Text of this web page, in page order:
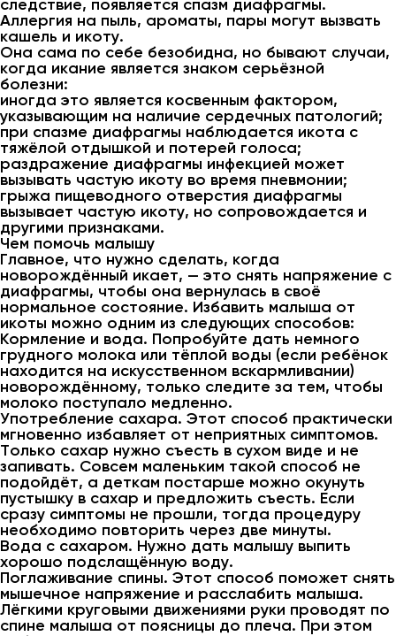
следствие, появляется спазм диафрагмы.
Аллергия на пыль, ароматы, пары могут вызвать
кашель и икоту.
Она сама по себе безобидна, но бывают случаи,
когда икание является знаком серьёзной
болезни:
иногда это является косвенным фактором,
указывающим на наличие сердечных патологий;
при спазме диафрагмы наблюдается икота с
тяжёлой отдышкой и потерей голоса;
раздражение диафрагмы инфекцией может
вызывать частую икоту во время пневмонии;
грыжа пищеводного отверстия диафрагмы
вызывает частую икоту, но сопровождается и
другими признаками.
Чем помочь малышу
Главное, что нужно сделать, когда
новорождённый икает, — это снять напряжение с
диафрагмы, чтобы она вернулась в своё
нормальное состояние. Избавить малыша от
икоты можно одним из следующих способов:
Кормление и вода. Попробуйте дать немного
грудного молока или тёплой воды (если ребёнок
находится на искусственном вскармливании)
новорождённому, только следите за тем, чтобы
молоко поступало медленно.
Употребление сахара. Этот способ практически
мгновенно избавляет от неприятных симптомов.
Только сахар нужно съесть в сухом виде и не
запивать. Совсем маленьким такой способ не
подойдёт, а деткам постарше можно окунуть
пустышку в сахар и предложить съесть. Если
сразу симптомы не прошли, тогда процедуру
необходимо повторить через две минуты.
Вода с сахаром. Нужно дать малышу выпить
хорошо подслащённую воду.
Поглаживание спины. Этот способ поможет снять
мышечное напряжение и расслабить малыша.
Лёгкими круговыми движениями руки проводят по
спине малыша от поясницы до плеча. При этом